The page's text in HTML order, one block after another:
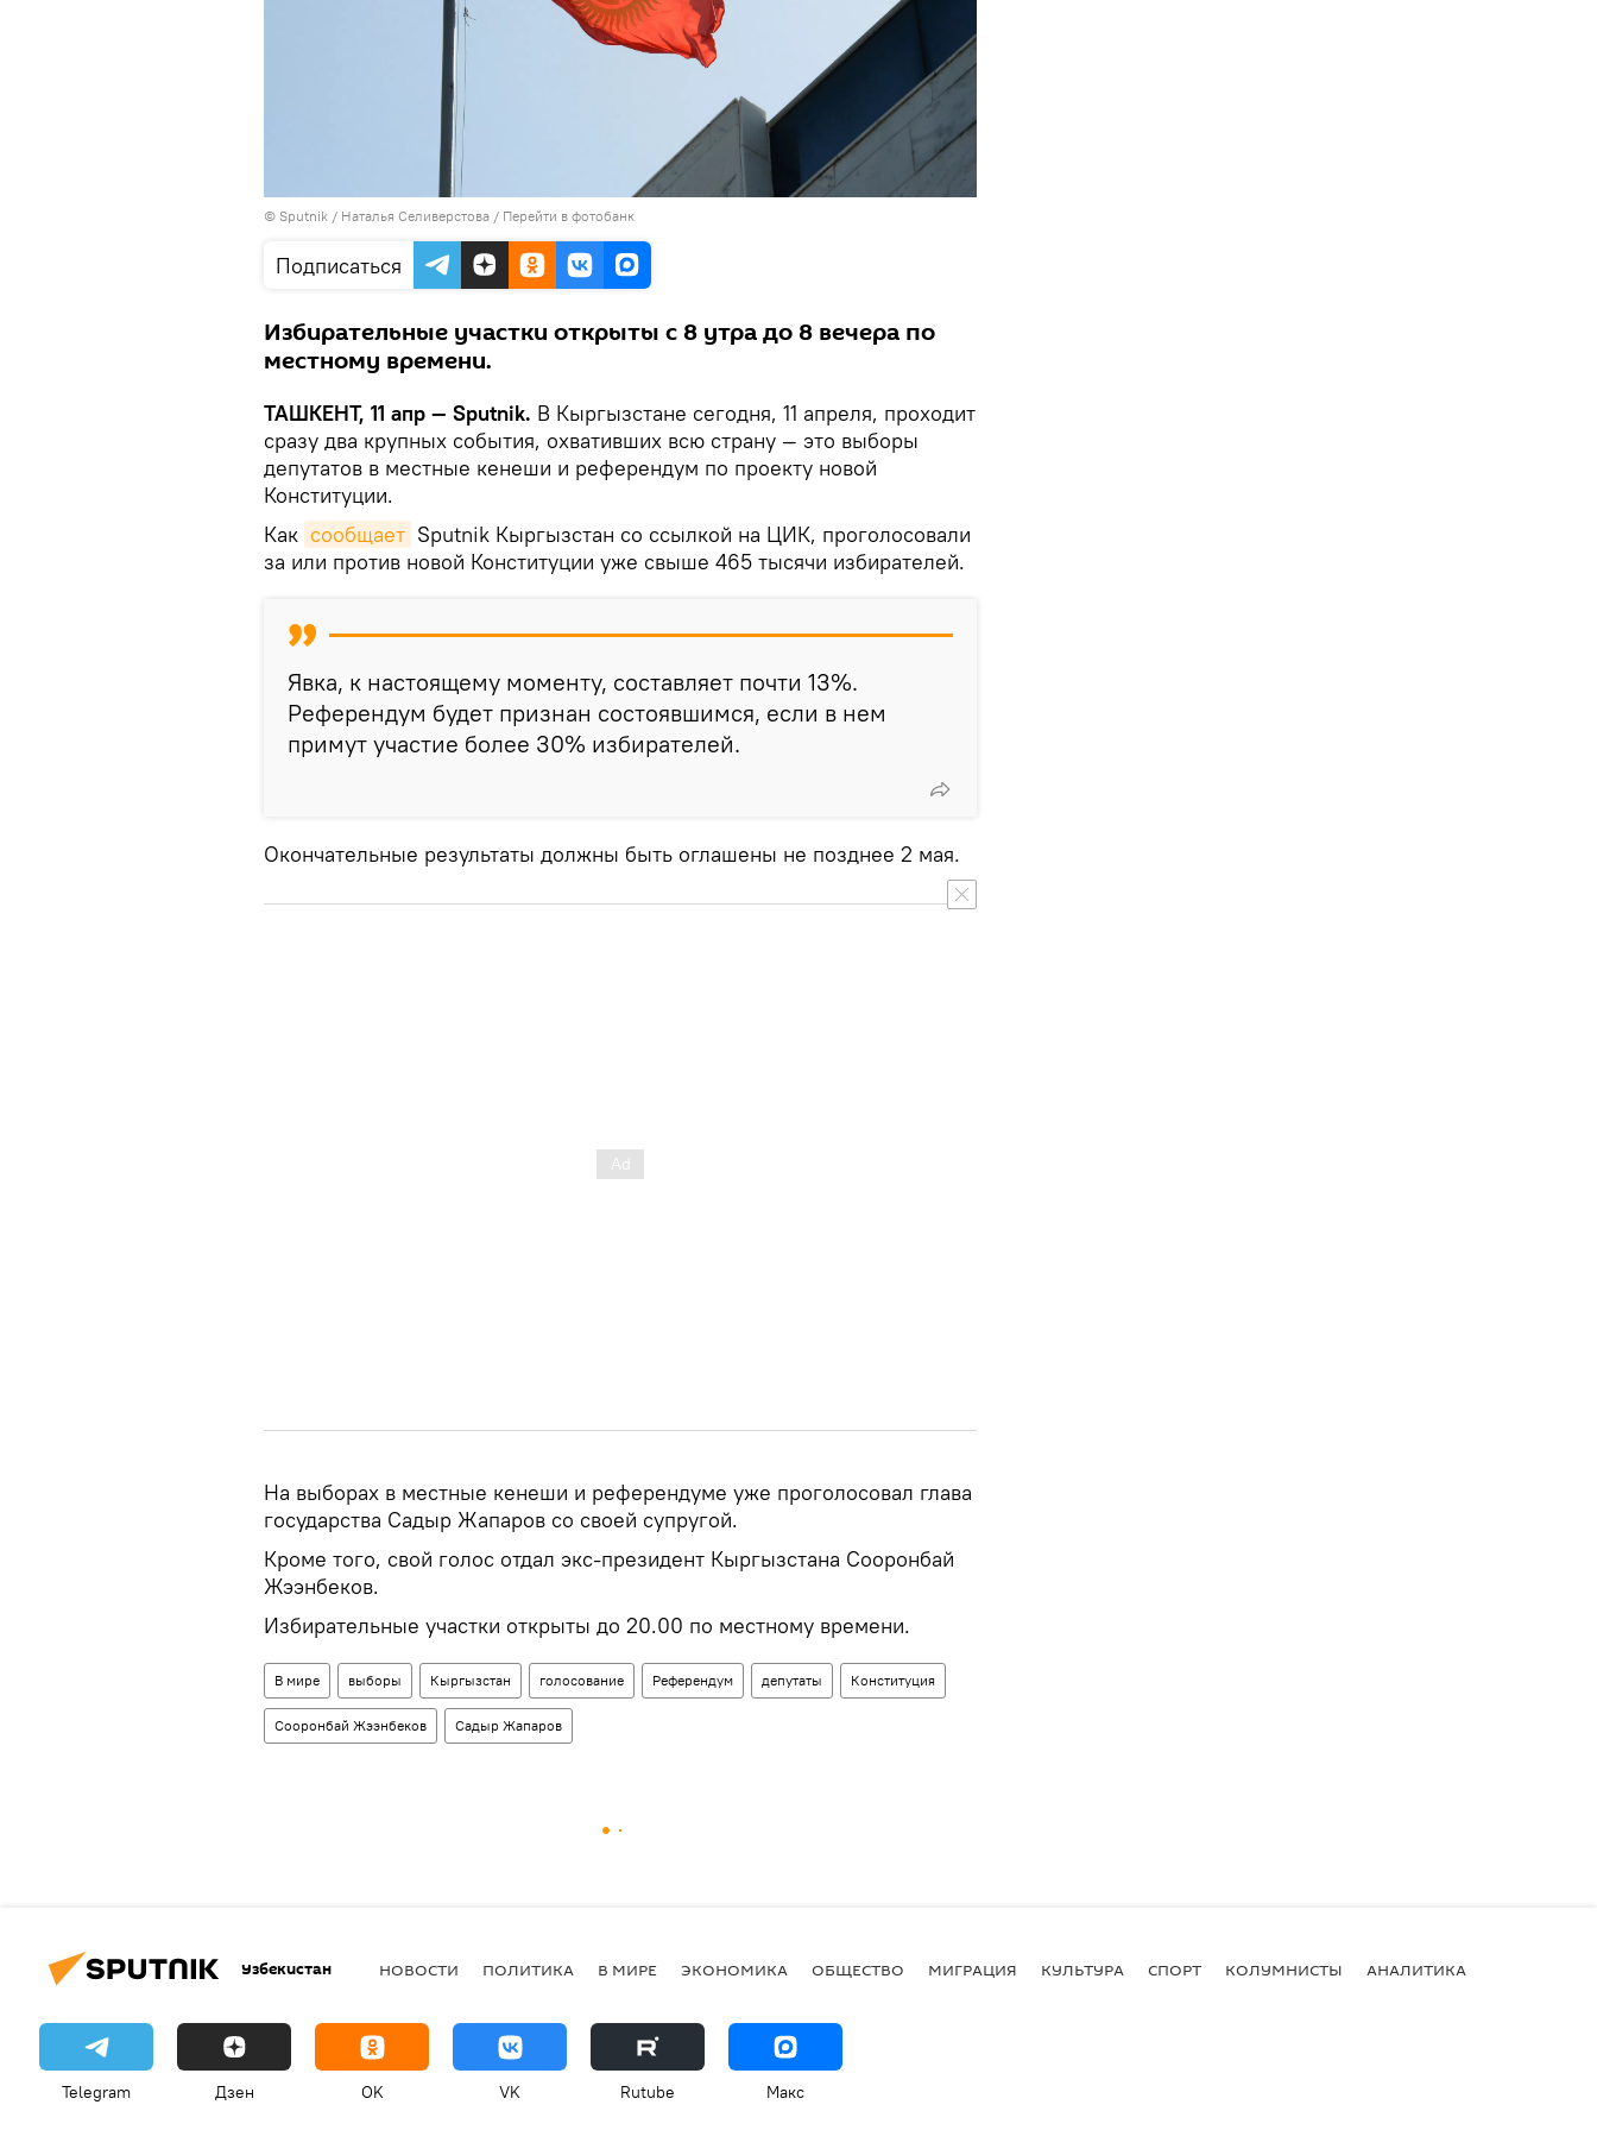
© Sputnik / Наталья Селиверстова / Перейти в фотобанк
Подписаться
Избирательные участки открыты с 8 утра до 8 вечера по
местному времени.
ТАШКЕНТ, 11 апр — Sputnik. В Кыргызстане сегодня, 11 апреля, проходит
сразу два крупных события, охвативших всю страну — это выборы
депутатов в местные кенеши и референдум по проекту новой
Конституции.
Как сообщает Sputnik Кыргызстан со ссылкой на ЦИК, проголосовали
за или против новой Конституции уже свыше 465 тысячи избирателей.
Явка, к настоящему моменту, составляет почти 13%.
Референдум будет признан состоявшимся, если в нем
примут участие более 30% избирателей.
Окончательные результаты должны быть оглашены не позднее 2 мая.
На выборах в местные кенеши и референдуме уже проголосовал глава
государства Садыр Жапаров со своей супругой.
Кроме того, свой голос отдал экс-президент Кыргызстана Сооронбай
Жээнбеков.
Избирательные участки открыты до 20.00 по местному времени.
В мире выборы Кыргызстан голосование Референдум депутаты Конституция
Сооронбай Жээнбеков Садыр Жапаров
Узбекистан НОВОСТИ ПОЛИТИКА В МИРЕ ЭКОНОМИКА ОБЩЕСТВО МИГРАЦИЯ КУЛЬТУРА СПОРТ КОЛУМНИСТЫ АНАЛИТИКА
Telegram Дзен OK VK Rutube Макс